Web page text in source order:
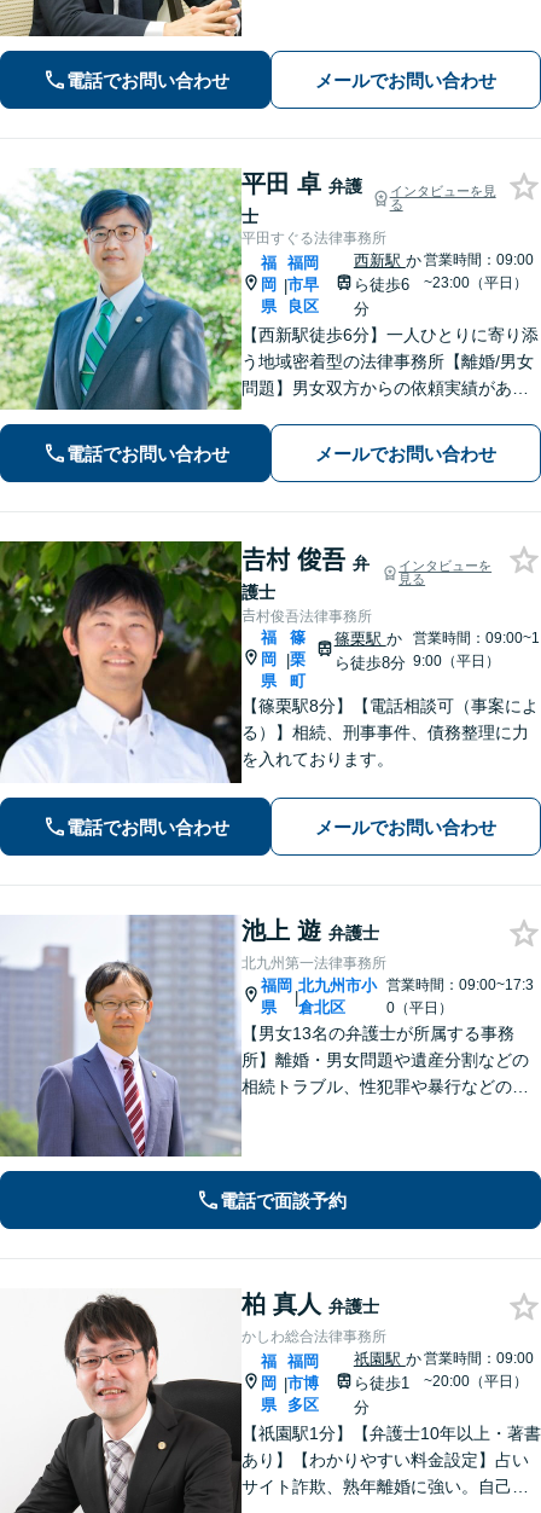
選択肢と法的権利を明確にし、納得の
いく決断ができるよう支援いたします
電話でお問い合わせ メールでお問い合わせ
平田 卓 弁護
士
インタビューを見
る
平田すぐる法律事務所
福
岡
県
|
福岡
市早
良区
西新駅 か
ら徒歩6
分
営業時間：09:00
~23:00（平日）
【西新駅徒歩6分】一人ひとりに寄り添
う地域密着型の法律事務所【離婚/男女
問題】男女双方からの依頼実績があり
せんか？第3者の目線から、さまざまな
解決方法や選択肢の提示をいたします
電話でお問い合わせ メールでお問い合わせ
𠮷村 俊吾 弁
護士
インタビューを
見る
𠮷村俊吾法律事務所
福
岡
県
|
篠
栗
町
篠栗駅 か
ら徒歩8分
営業時間：09:00~1
9:00（平日）
【篠栗駅8分】【電話相談可（事案によ
る）】相続、刑事事件、債務整理に力
を入れております。
電話でお問い合わせ メールでお問い合わせ
池上 遊 弁護士
北九州第一法律事務所
福岡
県
|
北九州市小
倉北区
営業時間：09:00~17:3
0（平日）
【男女13名の弁護士が所属する事務
所】離婚・男女問題や遺産分割などの
相続トラブル、性犯罪や暴行などの刑
します【土日祝・当日対応可】
電話で面談予約
柏 真人 弁護士
かしわ総合法律事務所
福
岡
県
|
福岡
市博
多区
祇園駅 か
ら徒歩1
分
営業時間：09:00
~20:00（平日）
【祇園駅1分】【弁護士10年以上・著書
あり】【わかりやすい料金設定】占い
サイト詐欺、熟年離婚に強い。自己破